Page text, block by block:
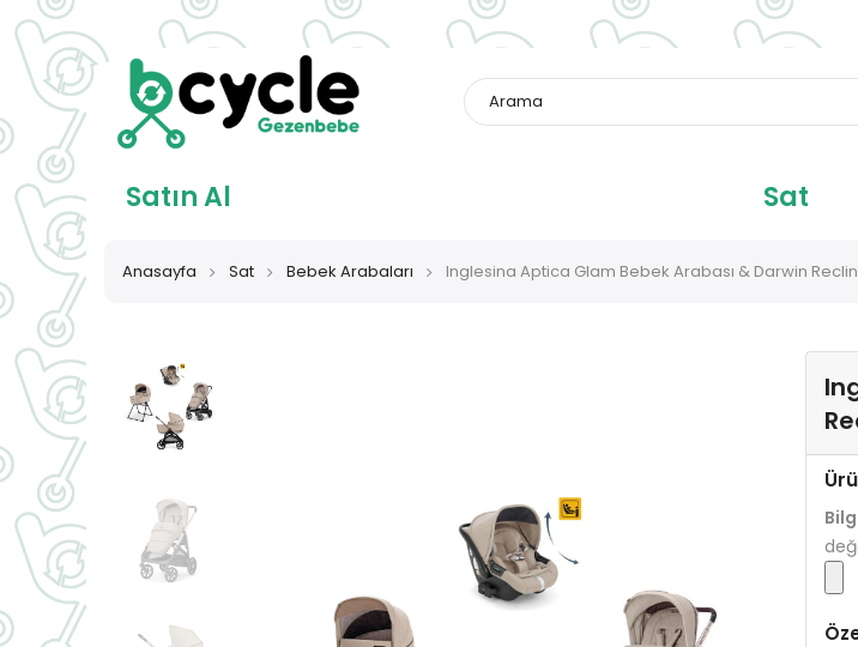
Satın Al Sat
Anasayfa Sat Bebek Arabaları Inglesina Aptica Glam Bebek Arabası & Darwin